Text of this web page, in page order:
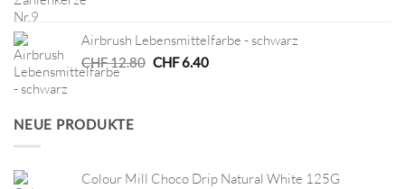
CHF 4.50CHF 2.25.
Airbrush Lebensmittelfarbe - schwarz
CHF12.80 Ursprünglicher
CHF6.40Aktueller
NEUE PRODUKTE
Colour Mill Choco Drip Natural White 125G